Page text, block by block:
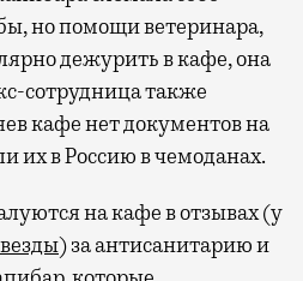
но помощи ветеринара,
дежурить в кафе, она
сотрудница также
кафе нет документов на
их в Россию в чемоданах.
на кафе в отзывах (у
) за антисанитарию и